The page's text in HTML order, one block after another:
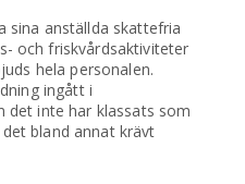
sina anställda skattefria
och friskvårdsaktiviteter
hela personalen.
ingått i
det inte har klassats som
bland annat krävt